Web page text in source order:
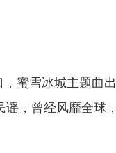
蜜雪冰城主题曲
谣，曾经风靡全球